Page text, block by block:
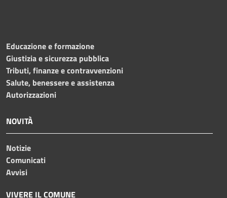
Educazione e formazione
Giustizia e sicurezza pubblica
Tributi, finanze e contravvenzioni
Salute, benessere e assistenza
Autorizzazioni
NOVITÀ
Notizie
Comunicati
Avvisi
VIVERE IL COMUNE